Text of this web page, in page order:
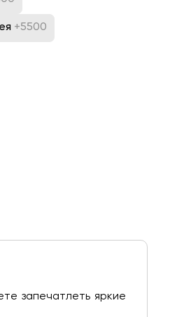
+5500
запечатлеть яркие